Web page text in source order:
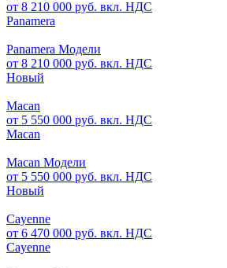
от 8 210 000 руб. вкл. НДС
Panamera
Panamera Модели
от 8 210 000 руб. вкл. НДС
Новый
Macan
от 5 550 000 руб. вкл. НДС
Macan
Macan Модели
от 5 550 000 руб. вкл. НДС
Новый
Cayenne
от 6 470 000 руб. вкл. НДС
Cayenne